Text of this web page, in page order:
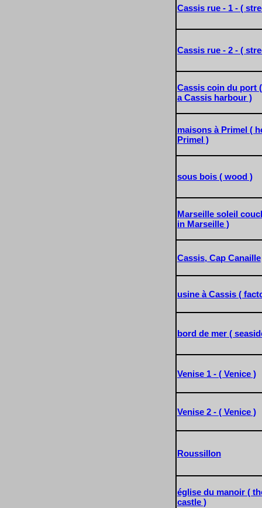
Cassis rue - 1 - (
Cassis rue - 2 - (
Cassis coin du port
a Cassis harbour )
maisons à Primel (
Primel )
sous bois ( wood )
Marseille soleil
in Marseille )
Cassis, Cap Canaille
usine à Cassis (
bord de mer (
Venise 1 - ( Venice )
Venise 2 - ( Venice )
Roussillon
église du manoir (
castle )